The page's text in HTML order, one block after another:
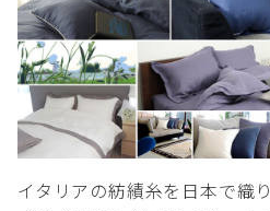
イタリアの紡績糸を日本で織り